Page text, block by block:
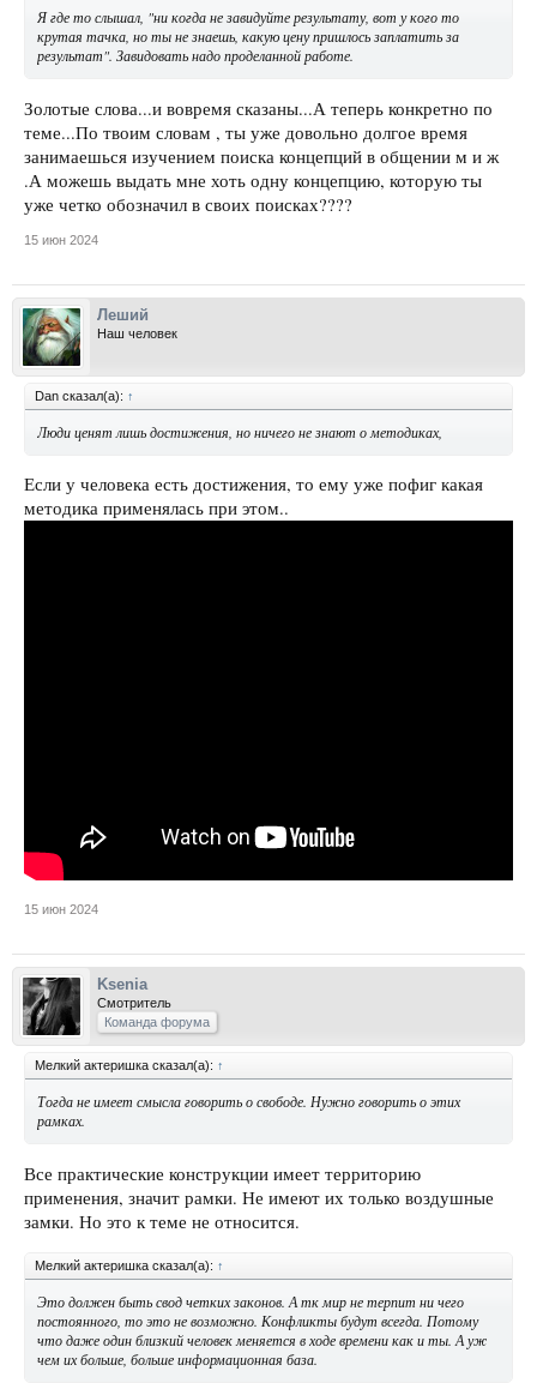
Я где то слышал, "ни когда не завидуйте результату, вот у кого то
крутая тачка, но ты не знаешь, какую цену пришлось заплатить за
результат". Завидовать надо проделанной работе.
Золотые слова...и вовремя сказаны...А теперь конкретно по
теме...По твоим словам , ты уже довольно долгое время
занимаешься изучением поиска концепций в общении м и ж
.А можешь выдать мне хоть одну концепцию, которую ты
уже четко обозначил в своих поисках????
15 июн 2024
Леший
Наш человек
Dan сказал(а): ↑
Люди ценят лишь достижения, но ничего не знают о методиках,
Если у человека есть достижения, то ему уже пофиг какая
методика применялась при этом..
15 июн 2024
Ksenia
Смотритель
Команда форума
Мелкий актеришка сказал(а): ↑
Тогда не имеет смысла говорить о свободе. Нужно говорить о этих
рамках.
Все практические конструкции имеет территорию
применения, значит рамки. Не имеют их только воздушные
замки. Но это к теме не относится.
Мелкий актеришка сказал(а): ↑
Это должен быть свод четких законов. А тк мир не терпит ни чего
постоянного, то это не возможно. Конфликты будут всегда. Потому
что даже один близкий человек меняется в ходе времени как и ты. А уж
чем их больше, больше информационная база.